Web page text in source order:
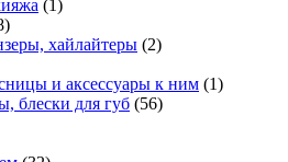
(1)
хайлайтеры (2)
и аксессуары к ним (1)
блески для губ (56)